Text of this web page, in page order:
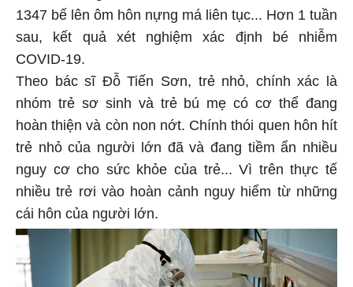
1347 bế lên ôm hôn nựng má liên tục... Hơn 1 tuần
sau, kết quả xét nghiệm xác định bé nhiễm
COVID-19.
Theo bác sĩ Đỗ Tiến Sơn, trẻ nhỏ, chính xác là
nhóm trẻ sơ sinh và trẻ bú mẹ có cơ thể đang
hoàn thiện và còn non nớt. Chính thói quen hôn hít
trẻ nhỏ của người lớn đã và đang tiềm ẩn nhiều
nguy cơ cho sức khỏe của trẻ... Vì trên thực tế
nhiều trẻ rơi vào hoàn cảnh nguy hiểm từ những
cái hôn của người lớn.